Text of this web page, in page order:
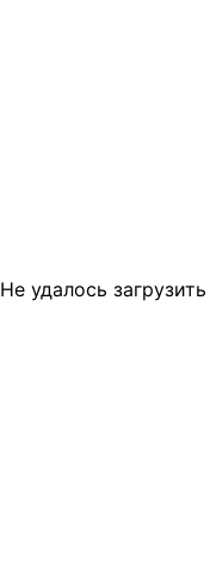
Не удалось загрузить